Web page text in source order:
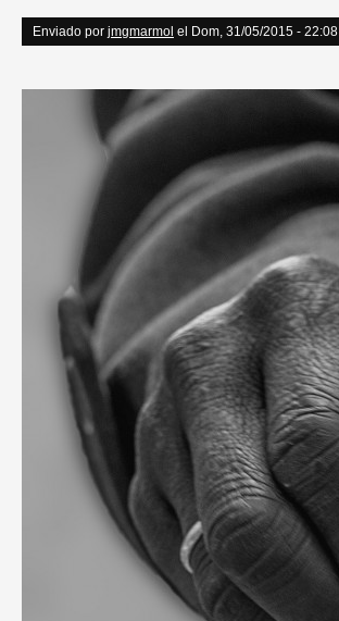
Enviado por jmgmarmol el Dom, 31/05/2015 - 22:08